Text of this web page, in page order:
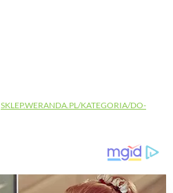
SKLEP.WERANDA.PL/KATEGORIA/DO-